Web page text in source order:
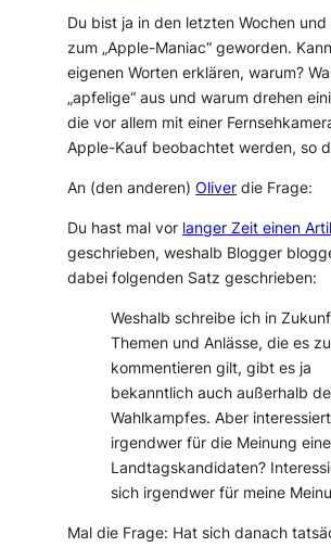
Du bist ja in den letzten Wochen und
zum „Apple-Maniac“ geworden.
eigenen Worten erklären, warum?
„apfelige“ aus und warum drehen
die vor allem mit einer
Apple-Kauf beobachtet werden, so
An (den anderen)Oliver die Frage:
Du hast mal vor langer Zeit einen
geschrieben, weshalb Blogger
dabei folgenden Satz geschrieben:
Weshalb schreibe ich in
Themen und Anlässe, die es zu
kommentieren gilt, gibt es ja
bekanntlich auch außerhalb
Wahlkampfes. Aber
irgendwer für die Meinung
Landtagskandidaten?
sich irgendwer für meine
Mal die Frage: Hat sich danach